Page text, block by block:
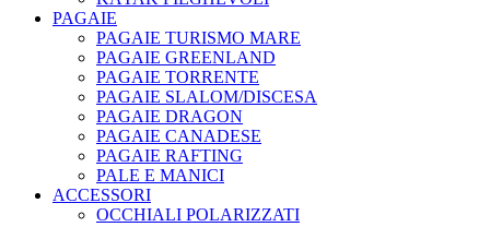
PAGAIE
PAGAIE TURISMO MARE
PAGAIE GREENLAND
PAGAIE TORRENTE
PAGAIE SLALOM/DISCESA
PAGAIE DRAGON
PAGAIE CANADESE
PAGAIE RAFTING
PALE E MANICI
ACCESSORI
OCCHIALI POLARIZZATI